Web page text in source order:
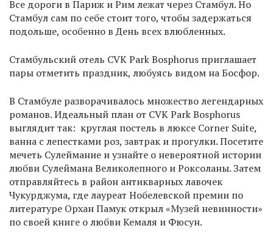
Все дороги в Париж и Рим лежат через Стамбул. Но
Стамбул сам по себе стоит того, чтобы задержаться
подольше, особенно в День всех влюбленных.
Стамбульский отель CVK Park Bosphorus приглашает
пары отметить праздник, любуясь видом на Босфор.
В Стамбуле разворачивалось множество легендарных
романов. Идеальный план от CVK Park Bosphorus
выглядит так: круглая постель в люксе Corner Suite,
ванна с лепестками роз, завтрак и прогулки. Посетите
мечеть Сулеймание и узнайте о невероятной истории
любви Сулеймана Великолепного и Роксоланы. Затем
отправляйтесь в район антикварных лавочек
Чукурджума, где лауреат Нобелевской премии по
литературе Орхан Памук открыл «Музей невинности»
по своей книге о любви Кемаля и Фюсун.